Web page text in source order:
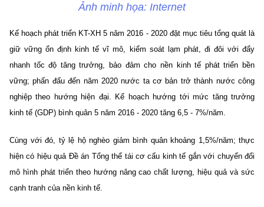
Ảnh minh họa: Internet
Kế hoạch phát triển KT-XH 5 năm 2016 - 2020 đặt mục tiêu tổng quát là
giữ vững ổn định kinh tế vĩ mô, kiểm soát lạm phát, đi đôi với đẩy
nhanh tốc độ tăng trưởng, bảo đảm cho nền kinh tế phát triển bền
vững; phấn đấu đến năm 2020 nước ta cơ bản trở thành nước công
nghiệp theo hướng hiện đại. Kế hoạch hướng tới mức tăng trưởng
kinh tế (GDP) bình quân 5 năm 2016 - 2020 tăng 6,5 - 7%/năm.
Cùng với đó, tỷ lệ hộ nghèo giảm bình quân khoảng 1,5%/năm; thực
hiện có hiệu quả Đề án Tổng thể tái cơ cấu kinh tế gắn với chuyển đổi
mô hình phát triển theo hướng nâng cao chất lượng, hiệu quả và sức
cạnh tranh của nền kinh tế.